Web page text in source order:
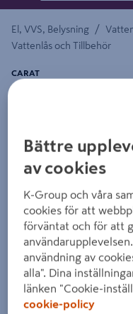
El, VVS, Belysning /
Vattenlås och Tillbehör
CARAT
Detaljerad beskrivning
Bättre
av cookies
K-Group och våra
cookies för att
förväntat och för att
användning av
alla". Dina
länken "Cookie-
cookie-policy